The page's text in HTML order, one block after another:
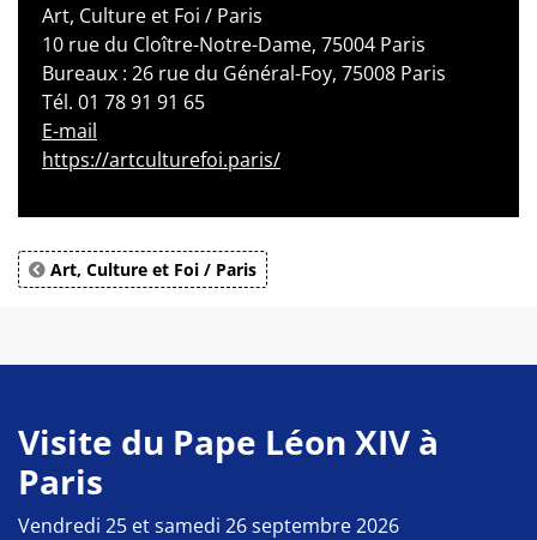
Art, Culture et Foi / Paris
10 rue du Cloître-Notre-Dame, 75004 Paris
Bureaux : 26 rue du Général-Foy, 75008 Paris
Tél. 01 78 91 91 65
E-mail
https://artculturefoi.paris/
Art, Culture et Foi / Paris
Visite du Pape Léon XIV à
Paris
Vendredi 25 et samedi 26 septembre 2026